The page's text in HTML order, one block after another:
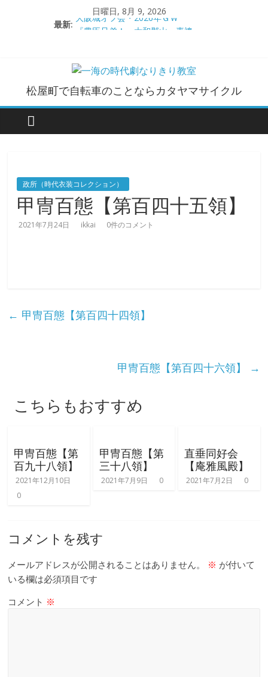
キ
日曜日, 8月 9, 2026
最新: 大阪城オフ会・2026年ＧＷ
手作り甲冑奮闘記【黒糸縅胴丸鎧】
●大和郡山城（『豊臣兄弟！』企画）
一
海
時
代
り
り
教
室
見
て
っ
て
し
松屋町で自転車のことならカタヤマサイクル
政所（時代衣装コレクション）
甲冑百態【第百四十五領】
2021年7月24日 ikkai 0件のコメント
← 甲冑百態【第百四十四領】
甲冑百態【第百四十六領】 →
こちらもおすすめ
甲冑百態【第
百九十八領】
2021年12月10日
0
甲冑百態【第
三十八領】
2021年7月9日 0
直垂同好会
【庵雅風殿】
2021年7月2日 0
コメントを残す
メールアドレスが公開されることはありません。 ※ が付いて
いる欄は必須項目です
コメント ※